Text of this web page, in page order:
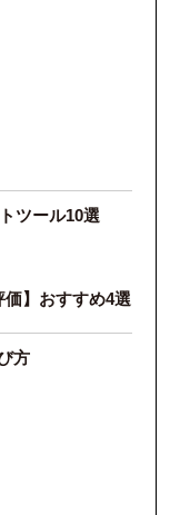
ツール10選
価】おすすめ4選
方